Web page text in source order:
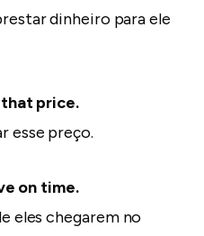
dinheiro para ele
that price.
esse preço.
on time.
eles chegarem no